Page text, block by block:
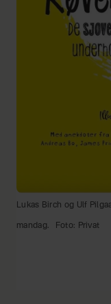
Lukas Birch og Ulf
mandag. Foto: Privat